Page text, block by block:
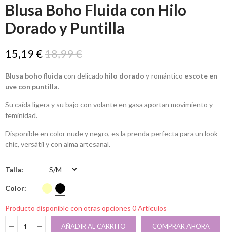
Blusa Boho Fluida con Hilo
Dorado y Puntilla
15,19 €18,99 €
Blusa boho fluida con delicado hilo dorado y romántico escote en
uve con puntilla.
Su caída ligera y su bajo con volante en gasa aportan movimiento y
feminidad.
Disponible en color nude y negro, es la prenda perfecta para un look
chic, versátil y con alma artesanal.
Talla
Color
Producto disponible con otras opciones 0 Artículos
AÑADIR AL CARRITO COMPRAR AHORA